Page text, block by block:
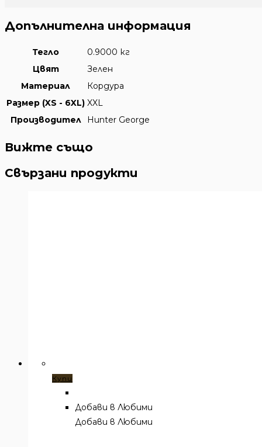
Допълнителна информация
Тегло
0.9000 кг
Цвят
Зелен
Материал
Кордура
Размер (XS - 6XL) XXL
Производител
Hunter George
Вижте също
Свързани продукти
Купи
Добави в Любими
Добави в Любими